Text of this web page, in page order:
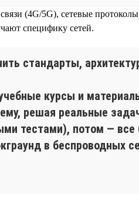
(4G/5G), сетевые
специфику сетей.
стандарты,
курсы и
решая реальные
тестами), потом — все
в беспроводных